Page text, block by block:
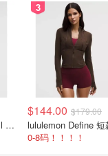
lululemon Cross Chill 女士运动外套
3
$144.00 $179.00
0-8码！！！！